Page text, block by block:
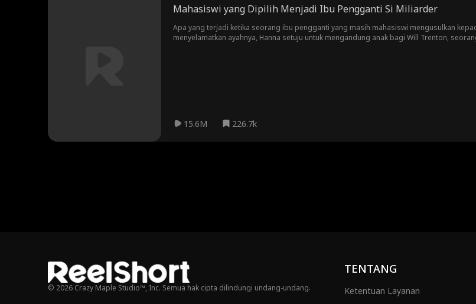
Mahasiswi yang Dipilih Menjadi Ibu Pengganti Si Miliarder
Apa yang terjadi ketika seorang ibu pengganti yang masih mahasiswi mengusulkan
menyelamatkan ayahnya, Hanna setuju untuk mengandung anak bagi Will Trenton,
15.6M 226.7k
© 2026 Crazy Maple Studio™, Inc. Semua hak cipta dilindungi undang-undang.
TENTANG
Ketentuan Layanan